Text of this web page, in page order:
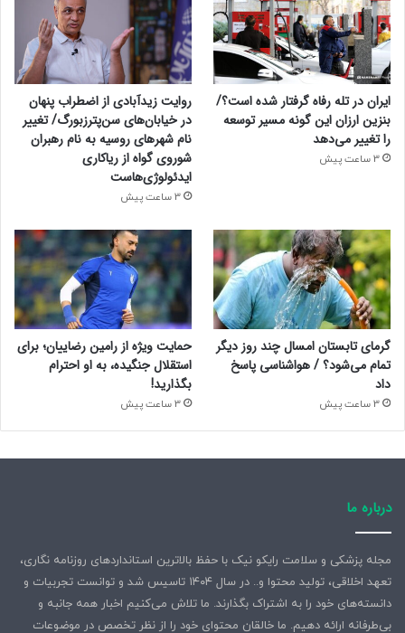
ایران در تله رفاه گرفتار شده است؟/
بنزین ارزان این گونه مسیر توسعه
را تغییر می‌دهد
3 ساعت پیش
روایت زیدآبادی از اضطراب پنهان
در خیابان‌های سن‌پترزبورگ/ تغییر
نام شهرهای روسیه به نام رهبران
شوروی گواه از ریاکاری
ایدئولوژی‌هاست
3 ساعت پیش
گرمای تابستان امسال چند روز دیگر
تمام می‌شود؟ / هواشناسی پاسخ
داد
3 ساعت پیش
حمایت ویژه از رامین رضاییان؛ برای
استقلال جنگیده، به او احترام
بگذارید!
3 ساعت پیش
درباره ما
مجله پزشکی و سلامت رایکو نیک با حفظ بالاترین استانداردهای روزنامه نگاری،
تعهد اخلاقی، تولید محتوا و.. در سال ۱۴۰۴ تاسیس شد و توانست تجربیات و
دانسته‌های خود را به اشتراک بگذارند. ما تلاش می‌کنیم اخبار همه جانبه و
بی‌طرفانه ارائه دهیم. ما خالقان محتوای خود را از نظر تخصص در موضوعات